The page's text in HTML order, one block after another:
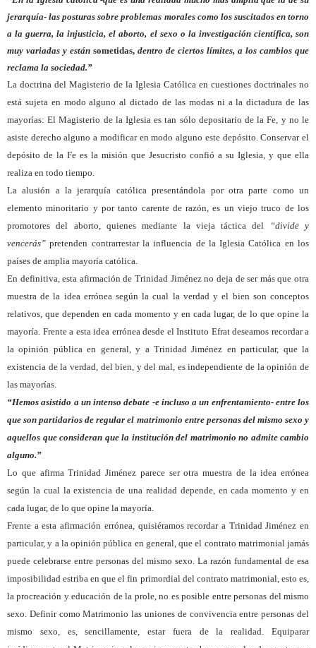
jerarquía- las posturas sobre problemas morales como los suscitados en torno
a la guerra, la injusticia, el aborto, el sexo o la investigación científica, son
muy variadas y están sometidas, dentro de ciertos límites, a los cambios que
reclama la sociedad.”
La doctrina del Magisterio de la Iglesia Católica en cuestiones doctrinales no
está sujeta en modo alguno al dictado de las modas ni a la dictadura de las
mayorías: El Magisterio de la Iglesia es tan sólo depositario de la Fe, y no le
asiste derecho alguno a modificar en modo alguno este depósito. Conservar el
depósito de la Fe es la misión que Jesucristo confió a su Iglesia, y que ella
realiza en todo tiempo.
La alusión a la jerarquía católica presentándola por otra parte como un
elemento minoritario y por tanto carente de razón, es un viejo truco de los
promotores del aborto, quienes mediante la vieja táctica del
“divide y
vencerás” pretenden contrarrestar la influencia de la Iglesia Católica en los
países de amplia mayoría católica.
En definitiva, esta afirmación de Trinidad Jiménez no deja de ser más que otra
muestra de la idea errónea según la cual la verdad y el bien son conceptos
relativos, que dependen en cada momento y en cada lugar, de lo que opine la
mayoría. Frente a esta idea errónea desde el Instituto Efrat deseamos recordar a
la opinión pública en general, y a Trinidad Jiménez en particular, que la
existencia de la verdad, del bien, y del mal, es independiente de la opinión de
las mayorías.
“Hemos asistido a un intenso debate -e incluso a un enfrentamiento- entre los
que son partidarios de regular el matrimonio entre personas del mismo sexo y
aquellos que consideran que la institución del matrimonio no admite cambio
alguno.”
Lo que afirma Trinidad Jiménez parece ser otra muestra de la idea errónea
según la cual la existencia de una realidad depende, en cada momento y en
cada lugar, de lo que opine la mayoría.
Frente a esta afirmación errónea, quisiéramos recordar a Trinidad Jiménez en
particular, y a la opinión pública en general, que el contrato matrimonial jamás
puede celebrarse entre personas del mismo sexo. La razón fundamental de esa
imposibilidad estriba en que el fin primordial del contrato matrimonial, esto es,
la procreación y educación de la prole, no es posible entre personas del mismo
sexo. Definir como Matrimonio las uniones de convivencia entre personas del
mismo sexo, es, sencillamente, estar fuera de la realidad. Equiparar